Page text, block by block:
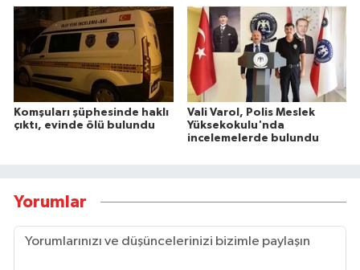
Komşuları şüphesinde haklı
çıktı, evinde ölü bulundu
Vali Varol, Polis Meslek
Yüksekokulu'nda
incelemelerde bulundu
Yorumlar